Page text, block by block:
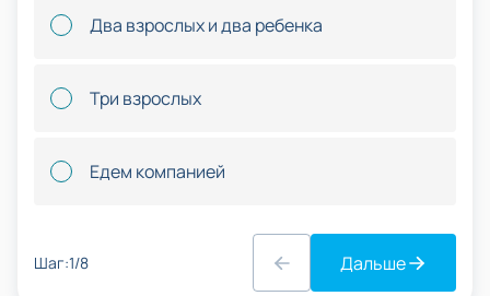
Два взрослых и два ребенка
Три взрослых
Едем компанией
Шаг:1/8 Дальше